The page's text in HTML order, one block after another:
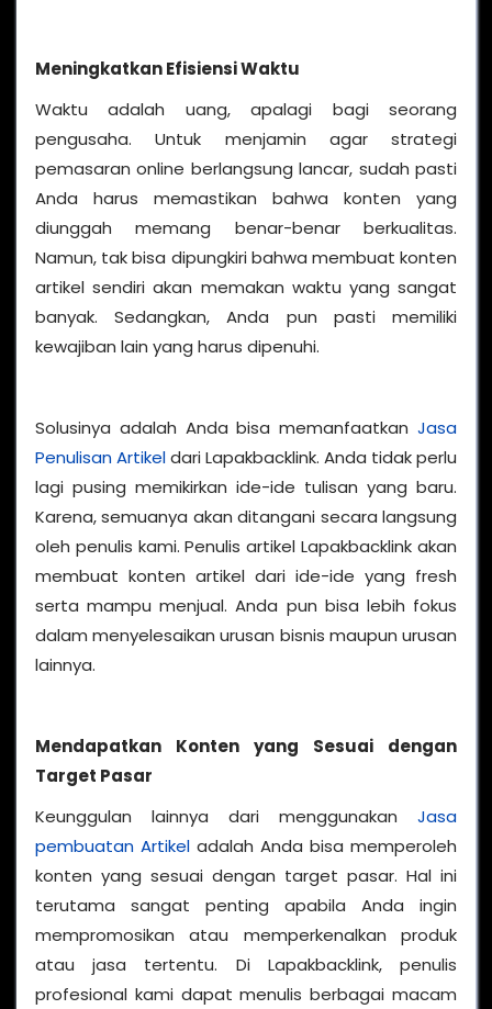
Meningkatkan Efisiensi Waktu
Waktu adalah uang, apalagi bagi seorang
pengusaha. Untuk menjamin agar strategi
pemasaran online berlangsung lancar, sudah pasti
Anda harus memastikan bahwa konten yang
diunggah memang benar-benar berkualitas.
Namun, tak bisa dipungkiri bahwa membuat konten
artikel sendiri akan memakan waktu yang sangat
banyak. Sedangkan, Anda pun pasti memiliki
kewajiban lain yang harus dipenuhi.
Solusinya adalah Anda bisa memanfaatkan Jasa
Penulisan Artikeldari Lapakbacklink. Anda tidak perlu
lagi pusing memikirkan ide-ide tulisan yang baru.
Karena, semuanya akan ditangani secara langsung
oleh penulis kami. Penulis artikel Lapakbacklink akan
membuat konten artikel dari ide-ide yang fresh
serta mampu menjual. Anda pun bisa lebih fokus
dalam menyelesaikan urusan bisnis maupun urusan
lainnya.
Mendapatkan Konten yang Sesuai dengan
Target Pasar
Keunggulan lainnya dari menggunakan Jasa
pembuatan Artikel adalah Anda bisa memperoleh
konten yang sesuai dengan target pasar. Hal ini
terutama sangat penting apabila Anda ingin
mempromosikan atau memperkenalkan produk
atau jasa tertentu. Di Lapakbacklink, penulis
profesional kami dapat menulis berbagai macam